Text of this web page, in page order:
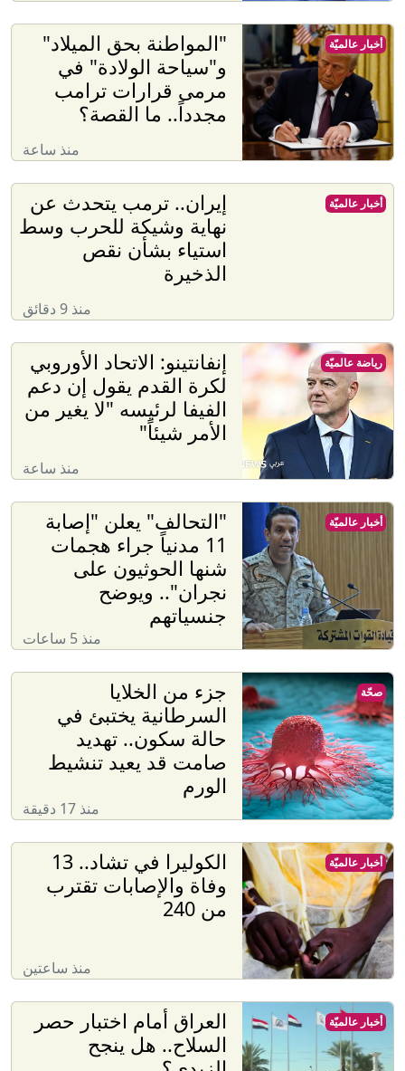
"المواطنة بحق الميلاد"
و"سياحة الولادة" في
مرمى قرارات ترامب
مجدداً.. ما القصة؟
منذ ساعة
أخبار عالميّة
إيران.. ترمب يتحدث عن
نهاية وشيكة للحرب وسط
استياء بشأن نقص
الذخيرة
منذ 9 دقائق
أخبار عالميّة
إنفانتينو: الاتحاد الأوروبي
لكرة القدم يقول إن دعم
الفيفا لرئيسه "لا يغير من
الأمر شيئاً"
منذ ساعة
رياضة عالميّة
"التحالف" يعلن "إصابة
11 مدنياً جراء هجمات
شنها الحوثيون على
نجران".. ويوضح
جنسياتهم
منذ 5 ساعات
أخبار عالميّة
جزء من الخلايا
السرطانية يختبئ في
حالة سكون.. تهديد
صامت قد يعيد تنشيط
الورم
منذ 17 دقيقة
صحّة
الكوليرا في تشاد.. 13
وفاة والإصابات تقترب
من 240
منذ ساعتين
أخبار عالميّة
العراق أمام اختبار حصر
السلاح.. هل ينجح
أخبار عالميّة